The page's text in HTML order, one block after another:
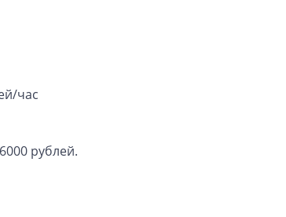
час
рублей.